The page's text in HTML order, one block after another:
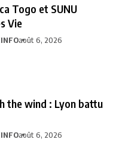
Togo et SUNU
Vie
août 6, 2026
the wind : Lyon battu
août 6, 2026